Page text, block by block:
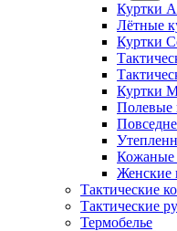
Куртки
Лётные
Куртки
Куртки
Полевые
Кожаные
Женские
Тактические
Тактические
Термобелье